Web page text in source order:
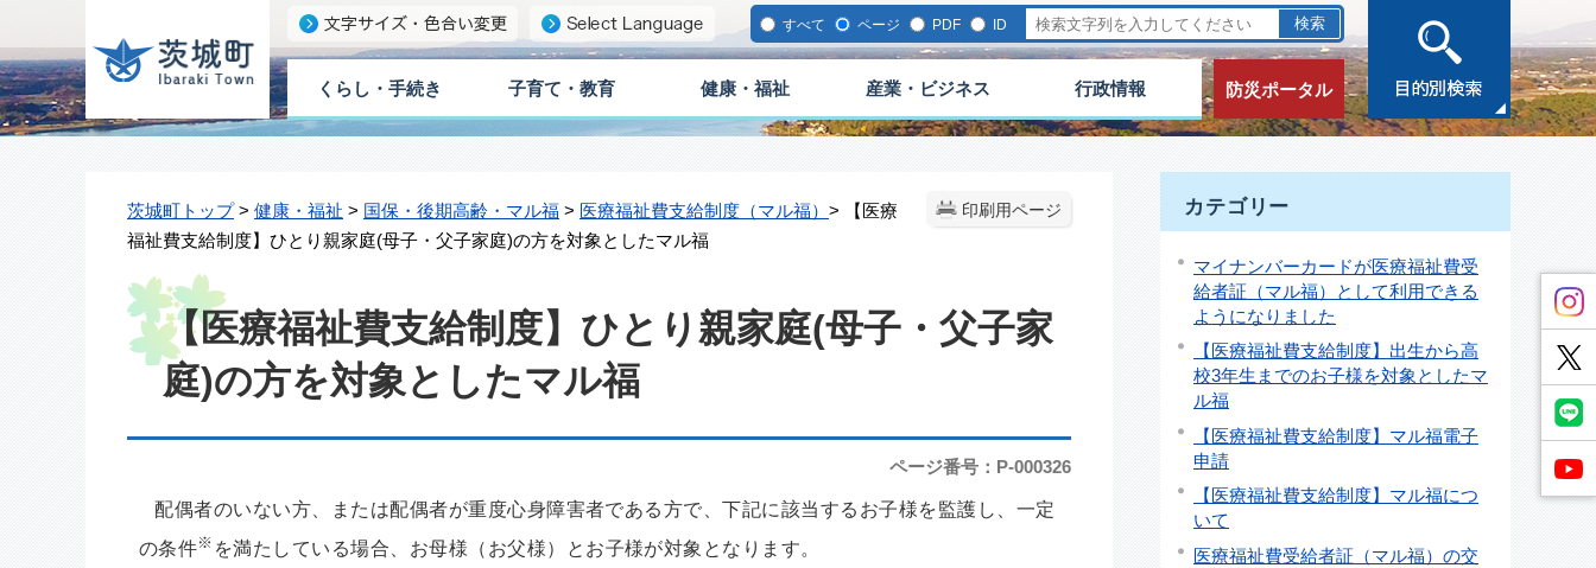
すべて ページ PDF ID
くらし・手続き 子育て・教育 健康・福祉 産業・ビジネス 行政情報 防災ポータル
印刷用ページ
茨城町トップ> 健康・福祉 > 国保・後期高齢・マル福 > 医療福祉費支給制度（マル福） > 【医療
福祉費支給制度】ひとり親家庭(母子・父子家庭)の方を対象としたマル福
【医療福祉費支給制度】ひとり親家庭(母子・父子家
庭)の方を対象としたマル福
ページ番号：P-000326
配偶者のいない方、または配偶者が重度心身障害者である方で、下記に該当するお子様を監護し、一定
の条件※ を満たしている場合、お母様（お父様）とお子様が対象となります。
カテゴリー
マイナンバーカードが医療福祉費受
給者証（マル福）として利用できる
ようになりました
【医療福祉費支給制度】出生から高
校3年生までのお子様を対象としたマ
ル福
【医療福祉費支給制度】マル福電子
申請
【医療福祉費支給制度】マル福につ
いて
医療福祉費受給者証（マル福）の交